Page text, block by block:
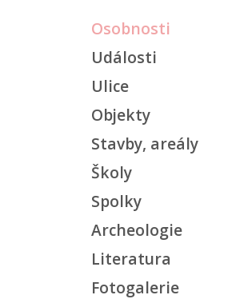
Osobnosti
Události
Ulice
Objekty
Stavby, areály
Školy
Spolky
Archeologie
Literatura
Fotogalerie